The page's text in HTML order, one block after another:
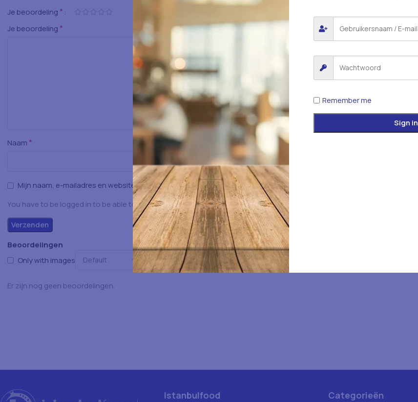
Beoordelingen
Only with images
Er zijn nog geen beoordelingen.
Je beoordeling *
Je beoordeling *
Naam *
Mijn naam, e-mailadres en website opslaan in deze browser voor de volgende keer wanneer ik een reactie plaats.
You have to be logged in to be able to add photos to your review.
Istanbulfood Categorieën
Remember me
Sign in